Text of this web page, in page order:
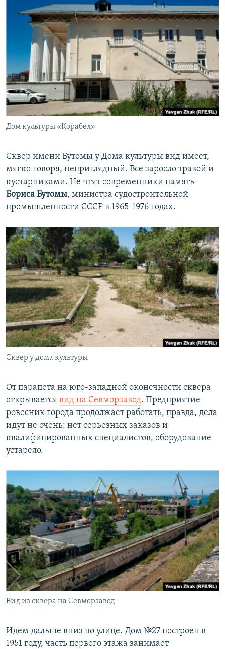
Дом культуры «Корабел»
Сквер имени Бутомы у Дома культуры вид имеет,
мягко говоря, неприглядный. Все заросло травой и
кустарниками. Не чтят современники память
Бориса Бутомы, министра судостроительной
промышленности СССР в 1965-1976 годах.
Сквер у дома культуры
От парапета на юго-западной оконечности сквера
открывается вид на Севморзавод. Предприятие-
ровесник города продолжает работать, правда, дела
идут не очень: нет серьезных заказов и
квалифицированных специалистов, оборудование
устарело.
Вид из сквера на Севморзавод
Идем дальше вниз по улице. Дом №27 построен в
1951 году, часть первого этажа занимает